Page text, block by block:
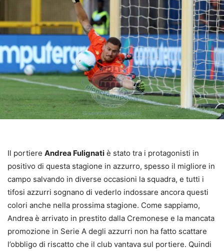
Il portiere Andrea Fulignati è stato tra i protagonisti in
positivo di questa stagione in azzurro, spesso il migliore in
campo salvando in diverse occasioni la squadra, e tutti i
tifosi azzurri sognano di vederlo indossare ancora questi
colori anche nella prossima stagione. Come sappiamo,
Andrea è arrivato in prestito dalla Cremonese e la mancata
promozione in Serie A degli azzurri non ha fatto scattare
l’obbligo di riscatto che il club vantava sul portiere. Quindi